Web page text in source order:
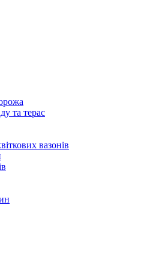
та терас
вазонів